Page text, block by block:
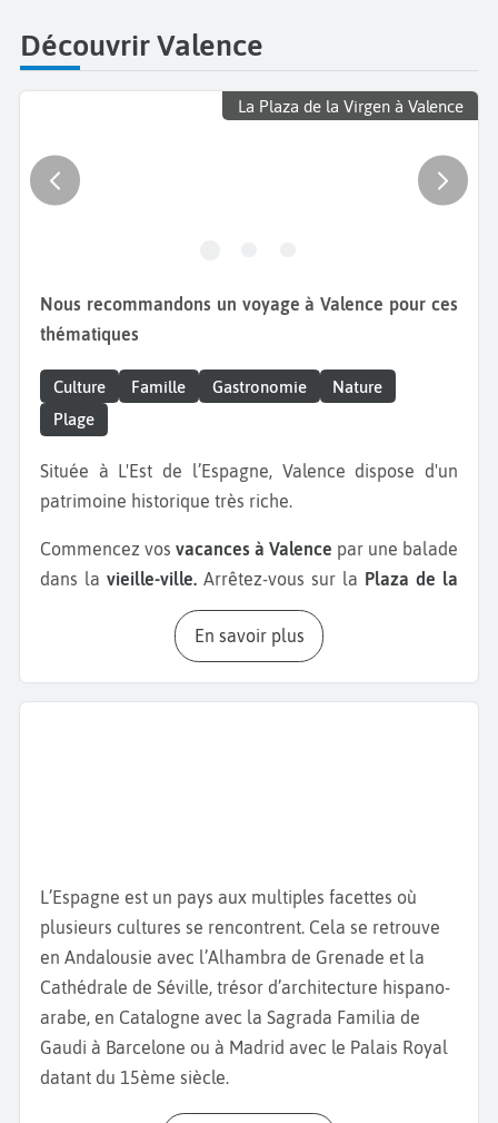
Découvrir Valence
La Plaza de la Virgen à Valence
Nous recommandons un voyage à Valence pour ces
thématiques
Culture Famille Gastronomie
Nature
Plage
Située à L'Est de l’Espagne, Valence dispose d'un
patrimoine historique très riche.
Commencez vos vacances à Valence par une balade
dans la vieille-ville. Arrêtez-vous sur la Plaza de la
avec la fontaine de la Turia. Cette place est
entourée par le Micalet, clocher du XIVème siècle de
Cathédrale de Valence, célèbre pour abriter le
Saint Calice, que certains considèrent comme le
marchés couverts d’Europe avec ses épiceries,
boucheries ou encorebar à tapasqui cuisinent les
aliments du marché. Ne manquez pas de goûter la
paella valencienne, plat emblématique à base de
riz, de poulet, de lapin et de haricots verts, née dans
cette région mais aussi l’Agua de Valencia, un
cocktail de Champagne ou de cava avec du jus
En savoir plus
L’Espagne est un pays aux multiples facettes où
plusieurs cultures se rencontrent. Cela se retrouve
en Andalousie avec l’Alhambra de Grenade et la
Cathédrale de Séville, trésor d’architecture hispano-
arabe, en Catalogne avec la Sagrada Familia de
Gaudi à Barcelone ou à Madrid avec le Palais Royal
datant du 15ème siècle.